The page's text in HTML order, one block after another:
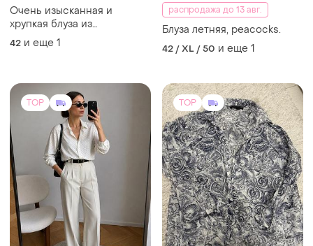
Очень изысканная и
хрупкая блуза из
полупрозрачной органзы
отлично подойдет, как на
42 и еще 1
распродажа до 13 авг.
Блуза летняя, peacocks.
42 / XL / 50 и еще 1
TOP TOP